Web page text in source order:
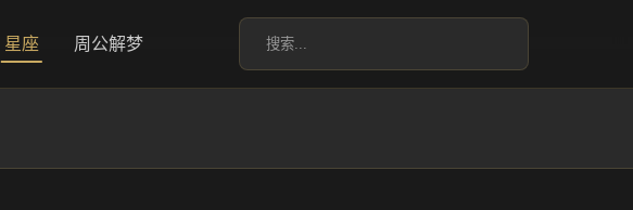
星座 周公解梦